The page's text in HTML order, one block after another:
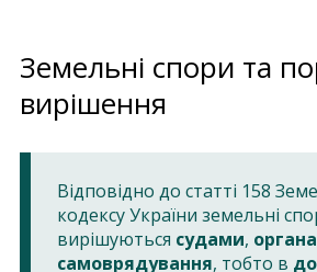
Земельні спори та
вирішення
Відповідно до статті 158
кодексу України земельні
вирішуються судами,
самоврядування, тобто в